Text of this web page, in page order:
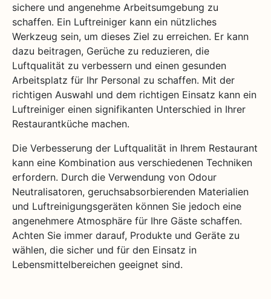
sichere und angenehme Arbeitsumgebung zu
schaffen. Ein Luftreiniger kann ein nützliches
Werkzeug sein, um dieses Ziel zu erreichen. Er kann
dazu beitragen, Gerüche zu reduzieren, die
Luftqualität zu verbessern und einen gesunden
Arbeitsplatz für Ihr Personal zu schaffen. Mit der
richtigen Auswahl und dem richtigen Einsatz kann ein
Luftreiniger einen signifikanten Unterschied in Ihrer
Restaurantküche machen.
Die Verbesserung der Luftqualität in Ihrem Restaurant
kann eine Kombination aus verschiedenen Techniken
erfordern. Durch die Verwendung von Odour
Neutralisatoren, geruchsabsorbierenden Materialien
und Luftreinigungsgeräten können Sie jedoch eine
angenehmere Atmosphäre für Ihre Gäste schaffen.
Achten Sie immer darauf, Produkte und Geräte zu
wählen, die sicher und für den Einsatz in
Lebensmittelbereichen geeignet sind.